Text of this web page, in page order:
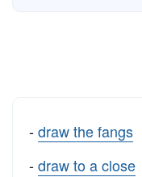
-draw the fangs
-draw to a close